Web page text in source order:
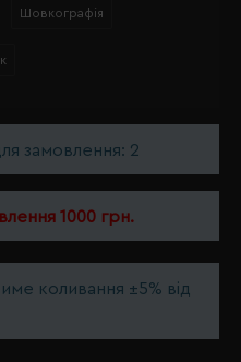
Шовкографія
замовлення: 2
1000 грн.
коливання ±5% від